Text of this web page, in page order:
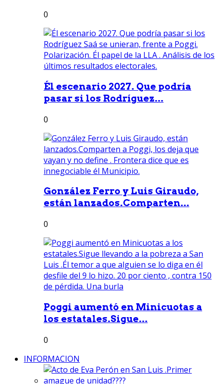
0
Él escenario 2027. Que podría
pasar si los Rodríguez...
0
González Ferro y Luis Giraudo,
están lanzados.Comparten...
0
Poggi aumentó en Minicuotas a
los estatales.Sigue...
0
INFORMACION